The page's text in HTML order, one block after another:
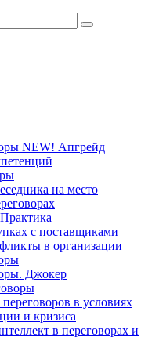
NEW! Апгрейд
на место
с поставщиками
в организации
Джокер
в условиях
и кризиса
в переговорах и